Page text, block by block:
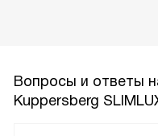
Вопросы и ответы
Kuppersberg